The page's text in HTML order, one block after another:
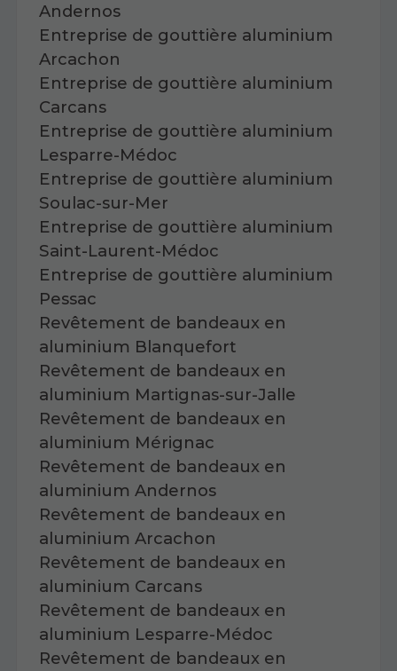
Andernos
Entreprise de gouttière aluminium
Arcachon
Entreprise de gouttière aluminium
Carcans
Entreprise de gouttière aluminium
Lesparre-Médoc
Entreprise de gouttière aluminium
Soulac-sur-Mer
Entreprise de gouttière aluminium
Saint-Laurent-Médoc
Entreprise de gouttière aluminium
Pessac
Revêtement de bandeaux en
aluminium Blanquefort
Revêtement de bandeaux en
aluminium Martignas-sur-Jalle
Revêtement de bandeaux en
aluminium Mérignac
Revêtement de bandeaux en
aluminium Andernos
Revêtement de bandeaux en
aluminium Arcachon
Revêtement de bandeaux en
aluminium Carcans
Revêtement de bandeaux en
aluminium Lesparre-Médoc
Revêtement de bandeaux en